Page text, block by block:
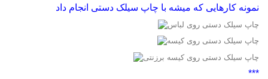
نمونه کارهایی که میشه با چاپ سیلک دستی انجام داد
***